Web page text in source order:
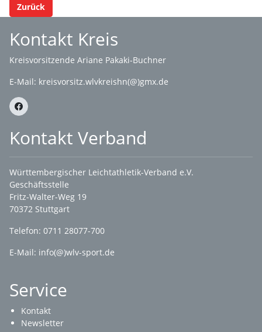
Zurück
Kontakt Kreis
Kreisvorsitzende Ariane Pakaki-Buchner
E-Mail: kreisvorsitz.wlvkreishn(@)gmx.de
Kontakt Verband
Württembergischer Leichtathletik-Verband e.V.
Geschäftsstelle
Fritz-Walter-Weg 19
70372 Stuttgart
Telefon: 0711 28077-700
E-Mail: info(@)wlv-sport.de
Service
Kontakt
Newsletter